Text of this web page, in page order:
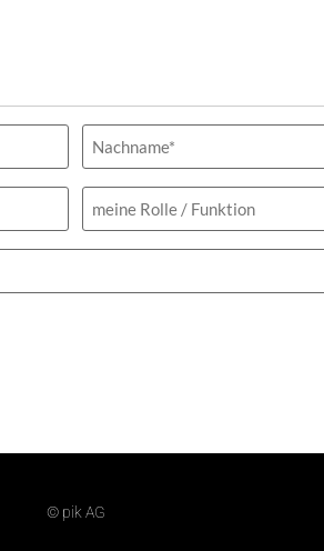
meine
Rolle
/
Funktion
© pik AG